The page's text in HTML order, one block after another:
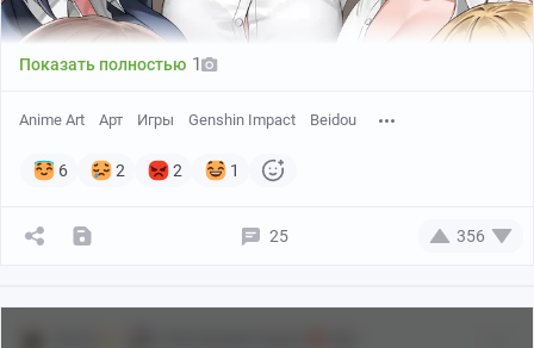
Показать полностью 1
Anime Art Арт Игры Genshin Impact Beidou
6 2 2 1
25 356